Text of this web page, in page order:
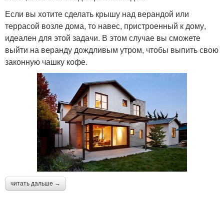
Если вы хотите сделать крышу над верандой или
террасой возле дома, то навес, пристроенный к дому,
идеален для этой задачи. В этом случае вы сможете
выйти на веранду дождливым утром, чтобы выпить свою
законную чашку кофе.
читать дальше →